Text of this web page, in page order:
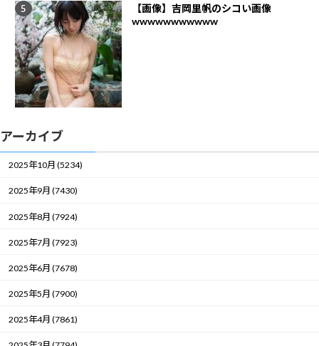
【画像】吉岡里帆のシコい画像
wwwwwwwwwww
アーカイブ
2025年10月 (5234)
2025年9月 (7430)
2025年8月 (7924)
2025年7月 (7923)
2025年6月 (7678)
2025年5月 (7900)
2025年4月 (7861)